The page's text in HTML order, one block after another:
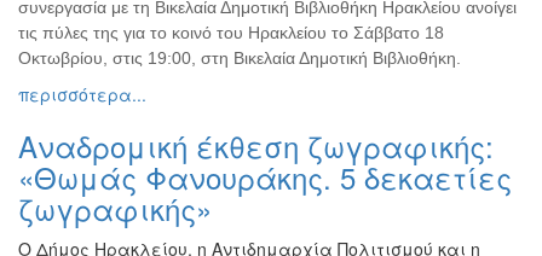
Χορός
Θέατρο
Παζάρι
Συνέδρια
Ημερίδες
-
Διημερίδες
συνεργασία με τη Βικελαία Δημοτική Βιβλιοθήκη Ηρακλείου ανοίγει
τις πύλες της για το κοινό του Ηρακλείου το Σάββατο 18
Οκτωβρίου, στις 19:00, στη Βικελαία Δημοτική Βιβλιοθήκη.
περισσότερα...
Αναδρομική έκθεση ζωγραφικής:
«Θωμάς Φανουράκης. 5 δεκαετίες
ζωγραφικής»
Ο Δήμος Ηρακλείου, η Αντιδημαρχία Πολιτισμού και η